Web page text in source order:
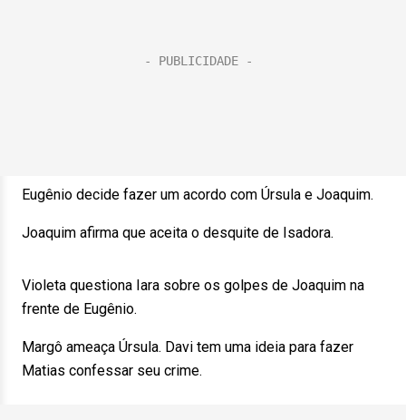
Eugênio decide fazer um acordo com Úrsula e Joaquim.
Joaquim afirma que aceita o desquite de Isadora.
Violeta questiona Iara sobre os golpes de Joaquim na
frente de Eugênio.
Margô ameaça Úrsula. Davi tem uma ideia para fazer
Matias confessar seu crime.